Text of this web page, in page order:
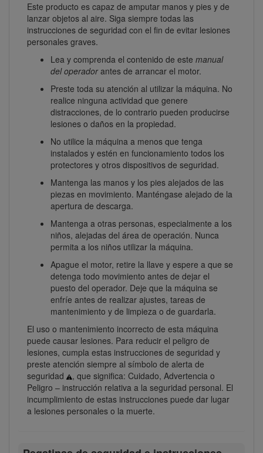
Este producto es capaz de amputar manos y pies y de
lanzar objetos al aire. Siga siempre todas las
instrucciones de seguridad con el fin de evitar lesiones
personales graves.
Lea y comprenda el contenido de este manual
del operadorantes de arrancar el motor.
Preste toda su atención al utilizar la máquina. No
realice ninguna actividad que genere
distracciones, de lo contrario pueden producirse
lesiones o daños en la propiedad.
No utilice la máquina a menos que tenga
instalados y estén en funcionamiento todos los
protectores y otros dispositivos de seguridad.
Mantenga las manos y los pies alejados de las
piezas en movimiento. Manténgase alejado de la
apertura de descarga.
Mantenga a otras personas, especialmente a los
niños, alejadas del área de operación. Nunca
permita a los niños utilizar la máquina.
Apague el motor, retire la llave y espere a que se
detenga todo movimiento antes de dejar el
puesto del operador. Deje que la máquina se
enfríe antes de realizar ajustes, tareas de
mantenimiento y de limpieza o de guardarla.
El uso o mantenimiento incorrecto de esta máquina
puede causar lesiones. Para reducir el peligro de
lesiones, cumpla estas instrucciones de seguridad y
preste atención siempre al símbolo de alerta de
seguridad
, que significa: Cuidado, Advertencia o
Peligro – instrucción relativa a la seguridad personal. El
incumplimiento de estas instrucciones puede dar lugar
a lesiones personales o la muerte.